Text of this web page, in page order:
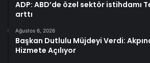
ADP: ABD’de özel sektör istihdamı
arttı
Ağustos 6, 2026
Başkan Dutlulu Müjdeyi Verdi:
Hizmete Açılıyor